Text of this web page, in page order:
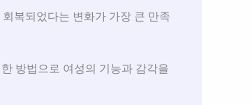
복되었다는 변화가 가장 큰 만족
방법으로 여성의 기능과 감각을